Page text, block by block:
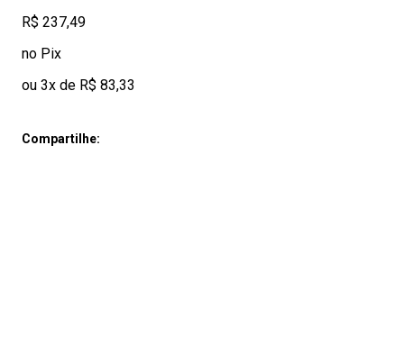
R$ 237,49
no Pix
ou 3x de R$ 83,33
Compartilhe: